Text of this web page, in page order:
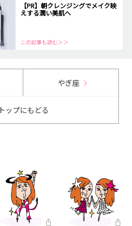
【PR】朝クレンジングでメイク映
えする潤い美肌へ
この記事も読む＞＞
やぎ座
トップにもどる